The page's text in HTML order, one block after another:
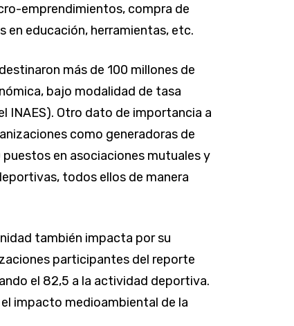
emprendimientos, compra de
en educación, herramientas, etc.
más de 100 millones de
bajo modalidad de tasa
INAES). Otro dato de importancia a
como generadoras de
en asociaciones mutuales y
todos ellos de manera
también impacta por su
participantes del reporte
el 82,5 a la actividad deportiva.
impacto medioambiental de la